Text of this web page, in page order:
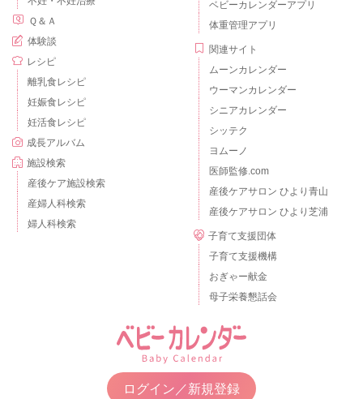
Ｑ＆Ａ
体験談
レシピ
離乳食レシピ
妊娠食レシピ
妊活食レシピ
成長アルバム
施設検索
産後ケア施設検索
産婦人科検索
婦人科検索
ベビーカレンダーアプリ
体重管理アプリ
関連サイト
ムーンカレンダー
ウーマンカレンダー
シニアカレンダー
シッテク
ヨムーノ
医師監修.com
産後ケアサロン ひより青山
産後ケアサロン ひより芝浦
子育て支援団体
子育て支援機構
おぎゃー献金
母子栄養懇話会
ログイン／新規登録